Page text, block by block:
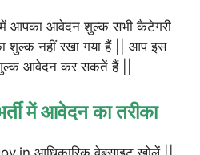
में आपका आवेदन शुल्क सभी कैटेगरी
शुल्क नहीं रखा गया हैं || आप इस
आवेदन कर सकतें हैं ||
में आवेदन का तरीका